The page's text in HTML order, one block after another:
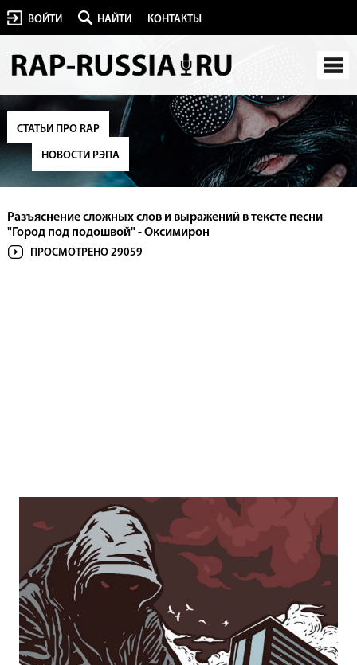
ВОЙТИ НАЙТИ КОНТАКТЫ
СТАТЬИ ПРО RAP
НОВОСТИ РЭПА
Разъяснение сложных слов и выражений в тексте песни
"Город под подошвой" - Оксимирон
ПРОСМОТРЕНО 29059